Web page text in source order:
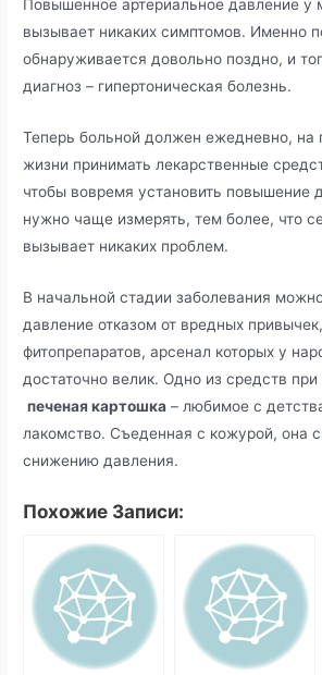
Повышенное артериальное давление у
вызывает никаких симптомов. Именно
обнаруживается довольно поздно, и
диагноз – гипертоническая болезнь.
Теперь больной должен ежедневно, на
жизни принимать лекарственные
чтобы вовремя установить повышение
нужно чаще измерять, тем более, что
вызывает никаких проблем.
В начальной стадии заболевания
давление отказом от вредных
фитопрепаратов, арсенал которых у
достаточно велик. Одно из средств при
печеная картошка – любимое с
лакомство. Съеденная с кожурой, она
снижению давления.
Похожие Записи: